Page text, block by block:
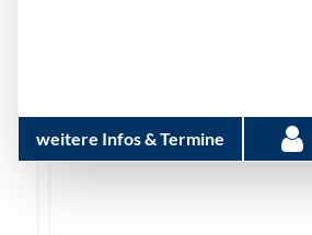
weitere Infos & Termine